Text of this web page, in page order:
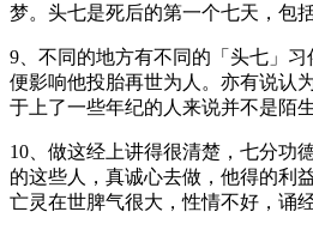
梦。头七是死后的第一个七天，包
9、不同的地方有不同的「头七」
便影响他投胎再世为人。亦有说认
于上了一些年纪的人来说并不是陌
10、做这经上讲得很清楚，七分功
的这些人，真诚心去做，他得的利
亡灵在世脾气很大，性情不好，诵